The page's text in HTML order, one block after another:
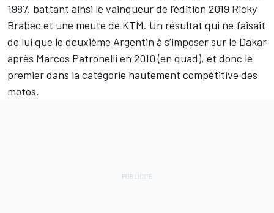
1987, battant ainsi le vainqueur de l’édition 2019 Ricky
Brabec et une meute de KTM. Un résultat qui ne faisait
de lui que le deuxième Argentin à s’imposer sur le Dakar
après Marcos Patronelli en 2010 (en quad), et donc le
premier dans la catégorie hautement compétitive des
motos.